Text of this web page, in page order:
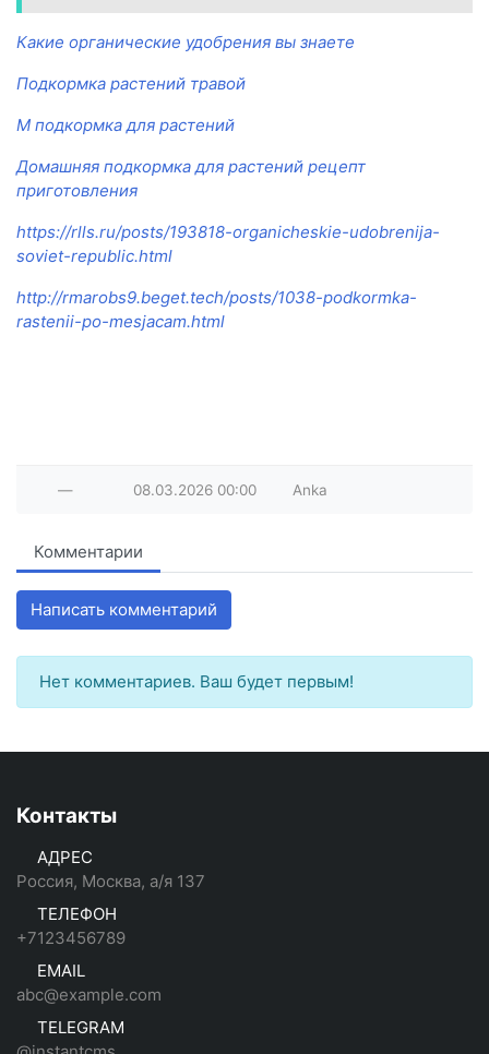
Какие органические удобрения вы знаете
Подкормка растений травой
М подкормка для растений
Домашняя подкормка для растений рецепт
приготовления
https://rlls.ru/posts/193818-organicheskie-udobrenija-
soviet-republic.html
http://rmarobs9.beget.tech/posts/1038-podkormka-
rastenii-po-mesjacam.html
— 08.03.2026 00:00 Anka
Комментарии
Написать комментарий
Нет комментариев. Ваш будет первым!
Контакты
АДРЕС
Россия, Москва, а/я 137
ТЕЛЕФОН
+7123456789
EMAIL
abc@example.com
TELEGRAM